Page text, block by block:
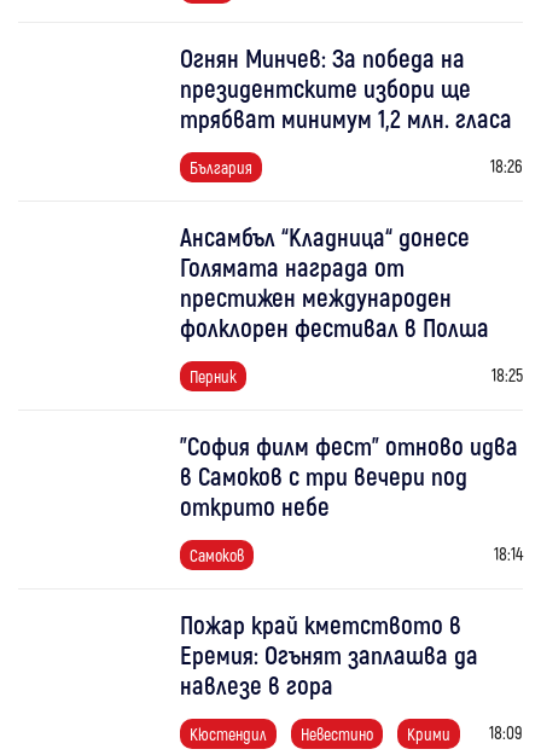
Огнян Минчев: За победа на
президентските избори ще
трябват минимум 1,2 млн. гласа
България 18:26
Ансамбъл “Кладница“ донесе
Голямата награда от
престижен международен
фолклорен фестивал в Полша
Перник 18:25
"София филм фест" отново идва
в Самоков с три вечери под
открито небе
Самоков 18:14
Пожар край кметството в
Еремия: Огънят заплашва да
навлезе в гора
Кюстендил Невестино Крими 18:09